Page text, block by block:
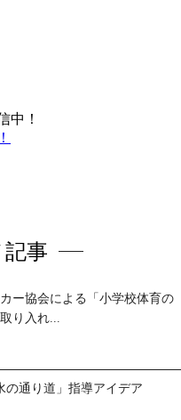
中！
事
ー協会による「小学校体育の
り入れ...
の通り道」指導アイデア